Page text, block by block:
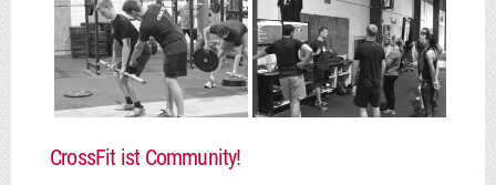
CrossFit ist Community!